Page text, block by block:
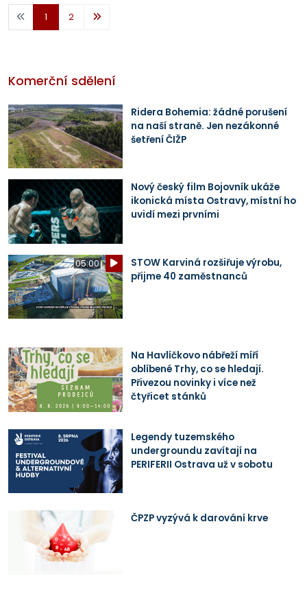
1 2
Komerční sdělení
Ridera Bohemia: žádné porušení
na naší straně. Jen nezákonné
šetření ČIŽP
Nový český film Bojovník ukáže
ikonická místa Ostravy, místní ho
uvidí mezi prvními
05:00
STOW Karviná rozšiřuje výrobu,
přijme 40 zaměstnanců
Na Havlíčkovo nábřeží míří
oblíbené Trhy, co se hledají.
Přivezou novinky i více než
čtyřicet stánků
Legendy tuzemského
undergroundu zavítají na
PERIFERII Ostrava už v sobotu
ČPZP vyzývá k darování krve